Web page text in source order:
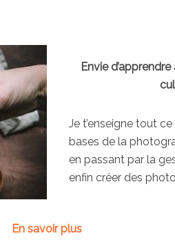
Envie
Je t’enseigne tout
bases de la
en passant par la
enfin créer des
En savoir plus